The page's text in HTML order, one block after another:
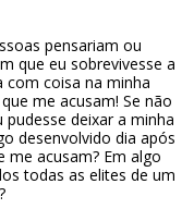
pensariam ou
que eu sobrevivesse a
com coisa na minha
me acusam! Se não
deixar a minha
desenvolvido dia após
me acusam? Em algo
todas as elites de um